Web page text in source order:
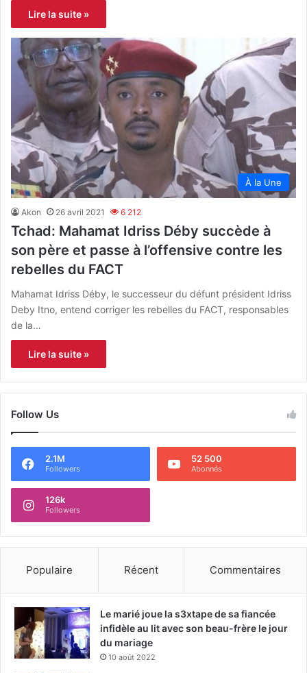
Lire la suite »
À la Une
Akon 26 avril 2021 6 212
Tchad: Mahamat Idriss Déby succède à
son père et passe à l’offensive contre les
rebelles du FACT
Mahamat Idriss Déby, le successeur du défunt président Idriss
Deby Itno, entend corriger les rebelles du FACT, responsables
de la…
Lire la suite »
Follow Us
2.1M
Followers
52 500
Abonnés
126k
Followers
Populaire Récent Commentaires
Le marié joue la s3xtape de sa fiancée
infidèle au lit avec son beau-frère le jour
du mariage
10 août 2022